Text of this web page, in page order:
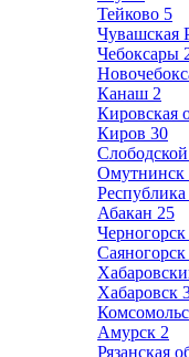
Тейково 5
Чувашская
Чебоксары
Канаш 2
Кировская
Киров 30
Слободской
Омутнинск
Абакан 25
Черногорск
Саяногорск
Хабаровск
Амурск 2
Рязанская